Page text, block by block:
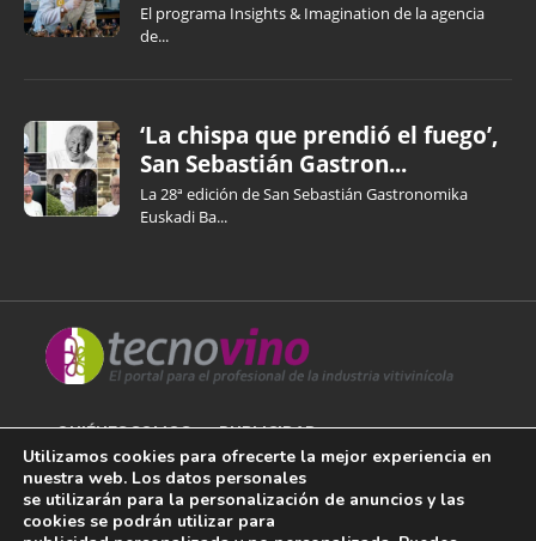
El programa Insights & Imagination de la agencia
de...
‘La chispa que prendió el fuego’,
San Sebastián Gastron...
La 28ª edición de San Sebastián Gastronomika
Euskadi Ba...
QUIÉNES SOMOS PUBLICIDAD
AVISO LEGAL
POLÍTICA DE COOKIES
Utilizamos cookies para ofrecerte la mejor experiencia en
nuestra web. Los datos personales
se utilizarán para la personalización de anuncios y las
cookies se podrán utilizar para